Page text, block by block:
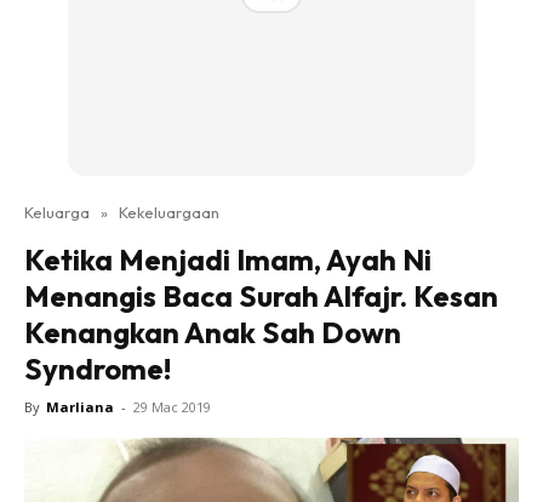
Keluarga » Kekeluargaan
Ketika Menjadi Imam, Ayah Ni
Menangis Baca Surah Alfajr. Kesan
Kenangkan Anak Sah Down
Syndrome!
By Marliana - 29 Mac 2019